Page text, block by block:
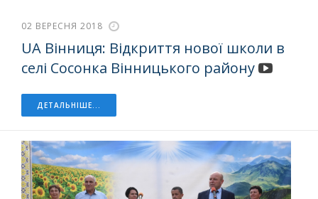
02 ВЕРЕСНЯ 2018
UA Вінниця: Відкриття нової школи в
селі Сосонка Вінницького району
ДЕТАЛЬНІШЕ...